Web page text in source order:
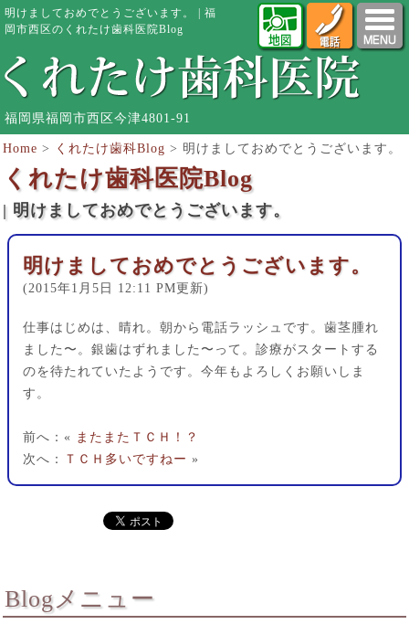
明けましておめでとうございます。 | 福
岡市西区のくれたけ歯科医院Blog
福岡県福岡市西区今津4801-91
Home > くれたけ歯科Blog > 明けましておめでとうございます。
くれたけ歯科医院Blog
| 明けましておめでとうございます。
明けましておめでとうございます。
(2015年1月5日 12:11 PM更新)
仕事はじめは、晴れ。朝から電話ラッシュです。歯茎腫れ
ました〜。銀歯はずれました〜って。診療がスタートする
のを待たれていたようです。今年もよろしくお願いしま
す。
前へ：« またまたＴＣＨ！？
次へ：
ＴＣＨ多いですねー »
Blogメニュー